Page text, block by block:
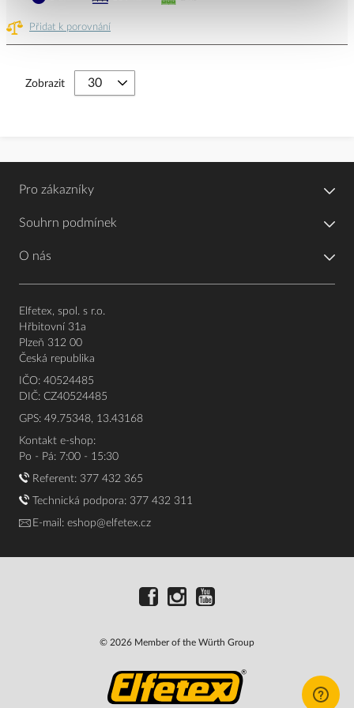
Přidat k porovnání
Zobrazit
Pro zákazníky
Souhrn podmínek
O nás
Elfetex, spol. s r.o.
Hřbitovní 31a
Plzeň 312 00
Česká republika
IČO: 40524485
DIČ: CZ40524485
GPS: 49.75348, 13.43168
Kontakt e-shop:
Po - Pá: 7:00 - 15:30
Referent: 377 432 365
Technická podpora: 377 432 311
E-mail: eshop@elfetex.cz
© 2026 Member of the Würth Group